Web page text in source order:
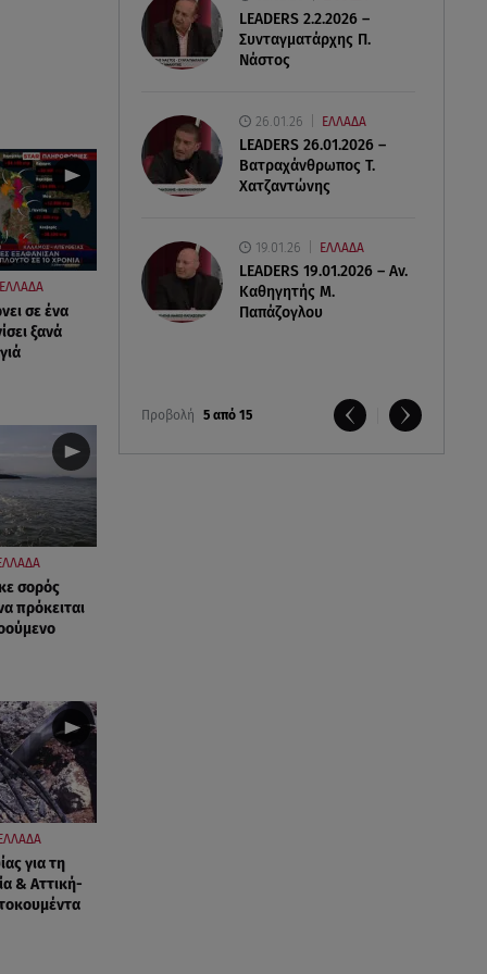
LEADERS 2.2.2026 –
Συνταγματάρχης Π.
Νάστος
26.01.26 ΕΛΛΑΔΑ
LEADERS 26.01.2026 –
Βατραχάνθρωπος Τ.
Χατζαντώνης
19.01.26 ΕΛΛΑΔΑ
LEADERS 19.01.2026 – Αν.
Καθηγητής Μ.
Παπάζογλου
Προβολή 5 από 15
ΕΛΛΑΔΑ
σε ένα
ξανά
σορός
πρόκειται
για τη
& Αττική-